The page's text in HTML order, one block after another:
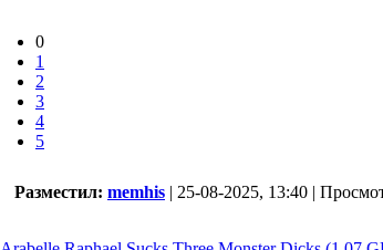
0
1
2
3
4
5
Разместил: memhis | 25-08-2025, 13:40 |